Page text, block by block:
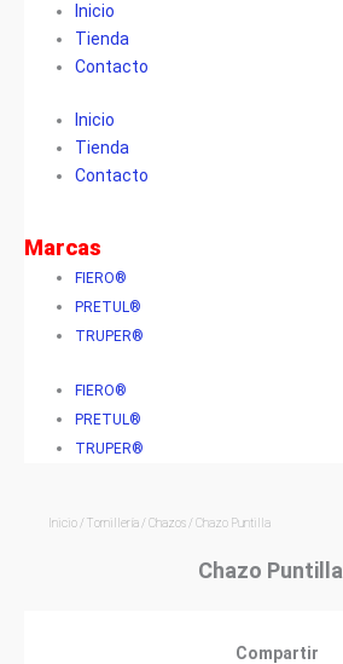
Inicio
Tienda
Contacto
Inicio
Tienda
Contacto
Marcas
FIERO®
PRETUL®
TRUPER®
FIERO®
PRETUL®
TRUPER®
Inicio /Tornillería /Chazos / Chazo Puntilla
Chazo Puntilla
Compartir